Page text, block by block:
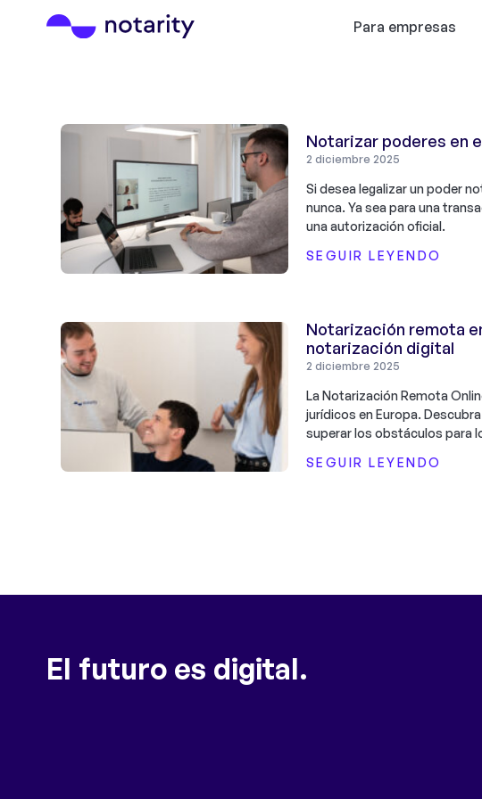
Para empresas
Notarizar poderes en
2 diciembre 2025
Si desea legalizar un poder
nunca. Ya sea para una
una autorización oficial.
SEGUIR LEYENDO
Notarización remota
notarización digital
2 diciembre 2025
La Notarización Remota
jurídicos en Europa.
superar los obstáculos para
SEGUIR LEYENDO
El futuro es digital.